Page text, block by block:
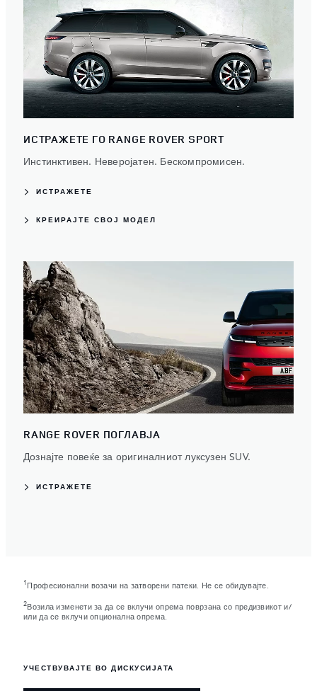
ИСТРАЖЕТЕ ГО RANGE ROVER SPORT
Инстинктивен. Неверојатен. Бескомпромисен.
ИСТРАЖЕТЕ
КРЕИРАЈТЕ СВОЈ МОДЕЛ
RANGE ROVER ПОГЛАВЈА
Дознајте повеќе за оригиналниот луксузен SUV.
ИСТРАЖЕТЕ
1 Професионални возачи на затворени патеки. Не се обидувајте.
2 Возила изменети за да се вклучи опрема поврзана со предизвикот и/
или да се вклучи опционална опрема.
УЧЕСТВУВАЈТЕ ВО ДИСКУСИЈАТА